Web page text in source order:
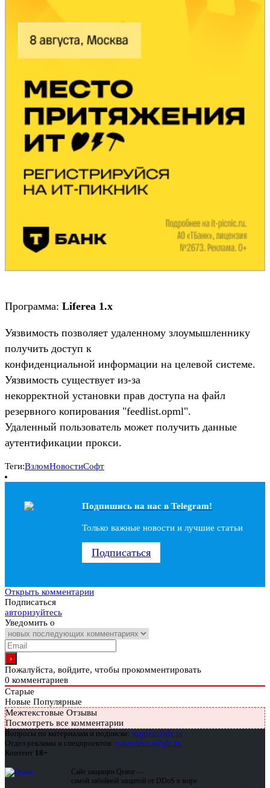
Программа: Liferea 1.x
Уязвимость позволяет удаленному злоумышленнику
получить доступ к
конфиденциальной информации на целевой системе.
Уязвимость существует из-за
некорректной установки прав доступа на файл
резервного копирования "feedlist.opml".
Удаленный пользователь может получить данные
аутентификации прокси.
Теги:ВзломНовостиСофт
Подпишись на наc в Telegram!
Только важные новости и лучшие статьи
Подписаться
Открыть комментарии
Подписаться
авторизуйтесь
Уведомить о
Пожалуйста, войдите, чтобы прокомментировать
0 комментариев
Старые
Новые Популярные
Межтекстовые Отзывы
Посмотреть все комментарии
Вопросы по материалам и подписке: support@glc.ru
Отдел рекламы и спецпроектов: yakovleva.a@glc.ru
Контент 18+
Сайт защищен Qrator —
самой забойной защитой от DDoS в мире